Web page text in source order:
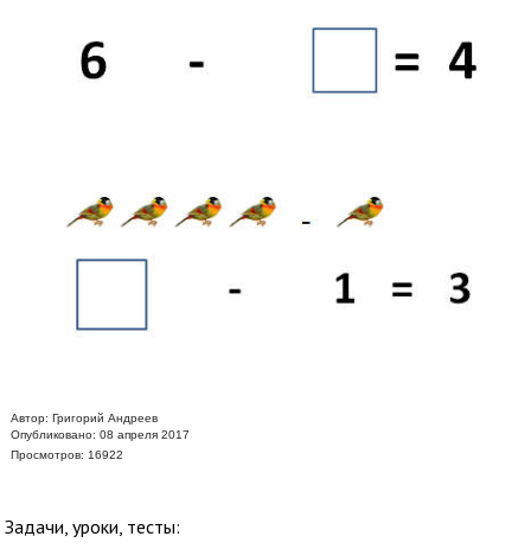
Автор: Григорий Андреев
Опубликовано: 08 апреля 2017
Просмотров: 16922
Задачи, уроки, тесты: